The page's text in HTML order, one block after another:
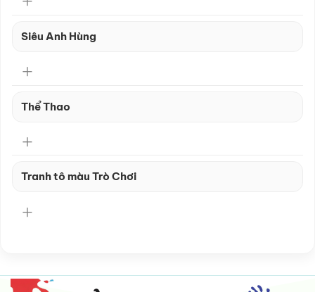
Siêu Anh Hùng
Thể Thao
Tranh tô màu Trò Chơi